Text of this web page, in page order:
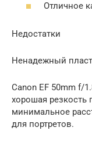
Отличное
Недостатки
Ненадежный
Canon EF 50mm f/
хорошая резкость
минимальное
для портретов.